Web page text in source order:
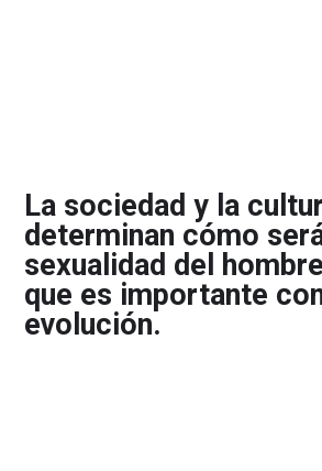
La sociedad y la
determinan cómo
sexualidad del
que es importante
evolución.